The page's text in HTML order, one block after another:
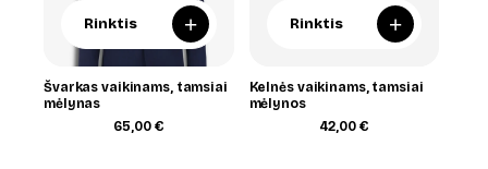
Rinktis +
Švarkas vaikinams, tamsiai
mėlynas
65,00 €
Rinktis +
Kelnės vaikinams, tamsiai
mėlynos
42,00 €